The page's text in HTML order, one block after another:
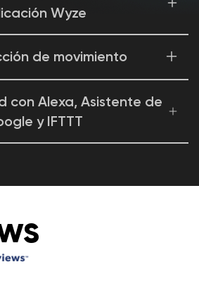
Wyze
que no! Porque estás usando
con la mejor app de hogar
Solo tienes que tocar para revisar
de movimiento
for motion so you only receive
con Alexa, Asistente de
y IFTTT